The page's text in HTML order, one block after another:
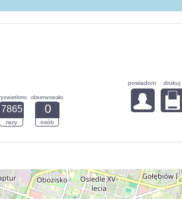
7865
razy
obserwowało
0
osób
powiadom drukuj